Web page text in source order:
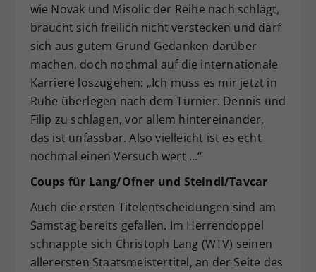
wie Novak und Misolic der Reihe nach schlägt,
braucht sich freilich nicht verstecken und darf
sich aus gutem Grund Gedanken darüber
machen, doch nochmal auf die internationale
Karriere loszugehen: „Ich muss es mir jetzt in
Ruhe überlegen nach dem Turnier. Dennis und
Filip zu schlagen, vor allem hintereinander,
das ist unfassbar. Also vielleicht ist es echt
nochmal einen Versuch wert …“
Coups für Lang/Ofner und Steindl/Tavcar
Auch die ersten Titelentscheidungen sind am
Samstag bereits gefallen. Im Herrendoppel
schnappte sich Christoph Lang (WTV) seinen
allerersten Staatsmeistertitel, an der Seite des